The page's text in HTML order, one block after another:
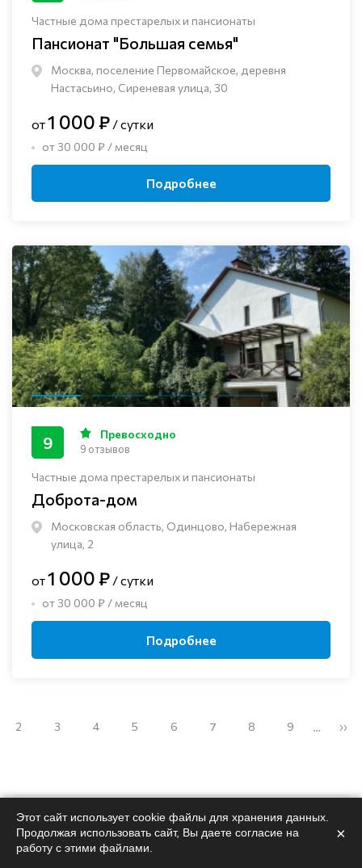
Частные дома престарелых и пансионаты
Пансионат "Большая семья"
Москва, поселение Первомайское, деревня
Настасьино, Сиреневая улица, 30
от1 000 ₽ / сутки
от 30 000 ₽ / месяц
Подробнее
Частные дома престарелых и пансионаты
Доброта-дом
Московская область, Одинцово, Набережная
улица, 2
9 Превосходно
9 отзывов
от1 000 ₽ / сутки
от 30 000 ₽ / месяц
Подробнее
2 3 4 5 6 7 8 9 … ››
Поможемподобрать
Этот сайт использует cookie файлы для хранения данных.
Продолжая использовать сайт, Вы даете согласие на
работу с этими файлами.
×